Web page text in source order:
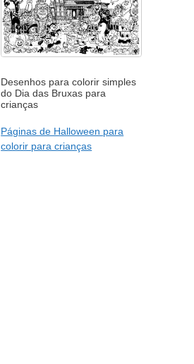
Desenhos para colorir simples
do Dia das Bruxas para
crianças
Páginas de Halloween para
colorir para crianças